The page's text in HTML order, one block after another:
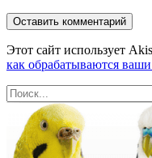
Этот сайт использует
как обрабатываются